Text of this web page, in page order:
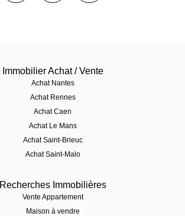
Immobilier Achat / Vente
Achat Nantes
Achat Rennes
Achat Caen
Achat Le Mans
Achat Saint-Brieuc
Achat Saint-Malo
Recherches Immobilières
Vente Appartement
Maison à vendre